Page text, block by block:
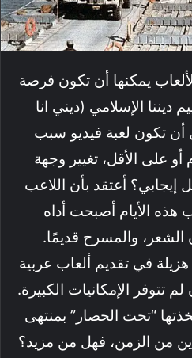
يمكنها أن تكون فرصة
ديننا الإسلامي (ديني انا
تكون لعبة فيديو سبب
أو على الأقل، تغيير وجهة
أعتقد بأن اللاعب
هذه الأيام أصبحت أداه
الشعر، والمسرح قديمًا.
في تقديم ألعاب عربية
تتوفر الإمكانيات الكبيرة.
“تحت الحصار” بمنتهى
من الزمن، فهل من مزيد؟